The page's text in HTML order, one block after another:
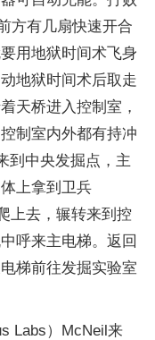
方有几扇快速开合
用地狱时间术飞身
地狱时间术后取走
天桥进入控制室，
制室内外都有持冲
到中央发掘点，主
上拿到卫兵
上去，辗转来到控
呼来主电梯。返回
梯前往发掘实验室
Labs）McNeil来